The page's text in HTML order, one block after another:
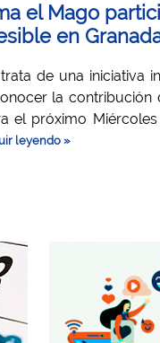
el Mago
en
de una iniciativa
la contribución
el próximo
leyendo »